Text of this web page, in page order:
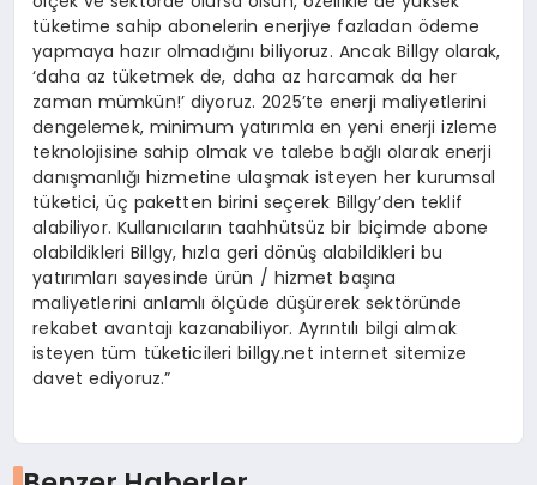
tüketime sahip abonelerin enerjiye fazladan ödeme
yapmaya hazır olmadığını biliyoruz. Ancak Billgy olarak,
‘daha az tüketmek de, daha az harcamak da her
zaman mümkün!’ diyoruz. 2025’te enerji maliyetlerini
dengelemek, minimum yatırımla en yeni enerji izleme
teknolojisine sahip olmak ve talebe bağlı olarak enerji
danışmanlığı hizmetine ulaşmak isteyen her kurumsal
tüketici, üç paketten birini seçerek Billgy’den teklif
alabiliyor. Kullanıcıların taahhütsüz bir biçimde abone
olabildikleri Billgy, hızla geri dönüş alabildikleri bu
yatırımları sayesinde ürün / hizmet başına
maliyetlerini anlamlı ölçüde düşürerek sektöründe
rekabet avantajı kazanabiliyor. Ayrıntılı bilgi almak
isteyen tüm tüketicileri billgy.net internet sitemize
davet ediyoruz.”